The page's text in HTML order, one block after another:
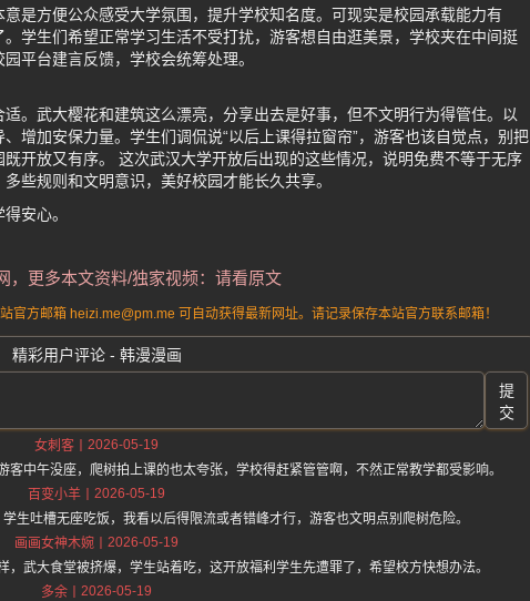
是方便公众感受大学氛围，提升学校知名度。可现实是校园承载能力有
学生们希望正常学习生活不受打扰，游客想自由逛美景，学校夹在中间挺
平台建言反馈，学校会统筹处理。
。武大樱花和建筑这么漂亮，分享出去是好事，但不文明行为得管住。以
增加安保力量。学生们调侃说“以后上课得拉窗帘”，游客也该自觉点，别把
开放又有序。 这次武汉大学开放后出现的这些情况，说明免费不等于无序
些规则和文明意识，美好校园才能长久共享。
安心。
，更多本文资料/独家视频：请看原文
官方邮箱 heizi.me@pm.me 可自动获得最新网址。请记录保存本站官方联系邮箱！
精彩用户评论 - 韩漫漫画
提
交
女刺客
2026-05-19
中午没座，爬树拍上课的也太夸张，学校得赶紧管管啊，不然正常教学都受影响。
百变小羊
2026-05-19
生吐槽无座吃饭，我看以后得限流或者错峰才行，游客也文明点别爬树危险。
画画女神木婉
2026-05-19
武大食堂被挤爆，学生站着吃，这开放福利学生先遭罪了，希望校方快想办法。
多余
2026-05-19